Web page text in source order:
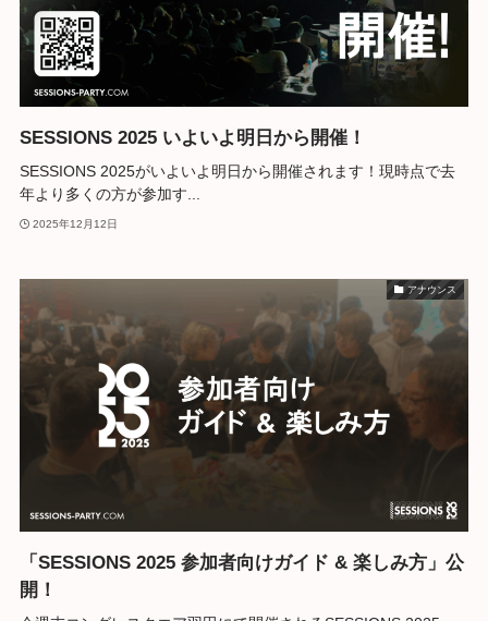
SESSIONS 2025 いよいよ明日から開催！
SESSIONS 2025がいよいよ明日から開催されます！現時点で去
年より多くの方が参加す...
2025年12月12日
アナウンス
「SESSIONS 2025 参加者向けガイド & 楽しみ方」公
開！